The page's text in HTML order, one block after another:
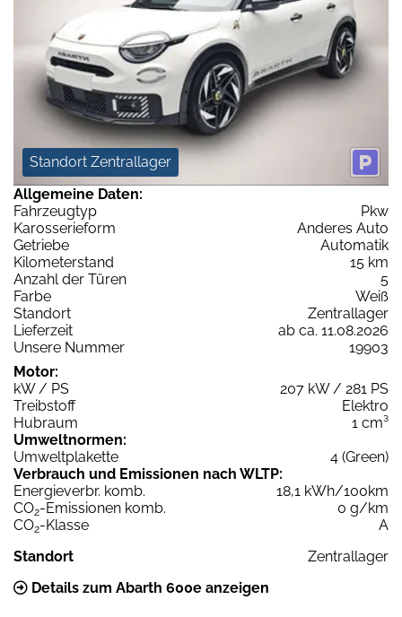
Standort Zentrallager
Allgemeine Daten:
Fahrzeugtyp
Pkw
Karosserieform
Anderes Auto
Getriebe
Automatik
Kilometerstand
15 km
Anzahl der Türen
5
Farbe
Weiß
Standort
Zentrallager
Lieferzeit
ab ca. 11.08.2026
Unsere Nummer
19903
Motor:
kW / PS
207 kW / 281 PS
Treibstoff
Elektro
Hubraum
1 cm³
Umweltnormen:
Umweltplakette
4 (Green)
Verbrauch und Emissionen nach WLTP:
Energieverbr. komb.
18,1 kWh/100km
CO2-Emissionen komb.
0 g/km
CO2-Klasse
A
Standort
Zentrallager
Details zum Abarth 600e anzeigen